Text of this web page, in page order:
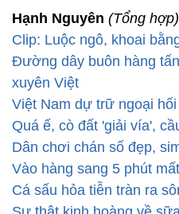
Hạnh Nguyên (Tổng hợp)
Clip: Luộc ngô, khoai
Đường dây buôn hàng
xuyên Việt
Việt Nam dự trữ ngoại
Quá ế, cò đất 'giải vía',
Dân chơi chán số đẹp,
Vào hàng sang 5 phút
Cá sấu hỏa tiễn tràn ra